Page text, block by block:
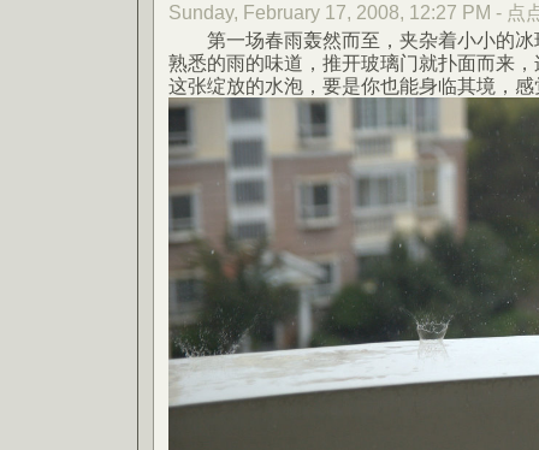
Sunday, February 17, 2008, 12:27 PM - 点
第一场春雨轰然而至，夹杂着小小的冰
熟悉的雨的味道，推开玻璃门就扑面而来
这张绽放的水泡，要是你也能身临其境，